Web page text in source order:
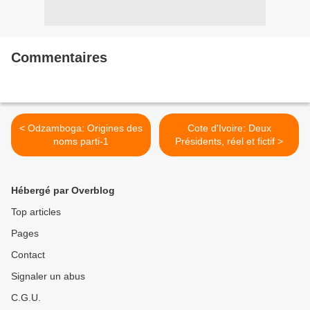
Commentaires
< Odzamboga: Origines des
noms parti-1
Cote d'Ivoire: Deux
Présidents, réel et fictif >
Hébergé par Overblog
Top articles
Pages
Contact
Signaler un abus
C.G.U.